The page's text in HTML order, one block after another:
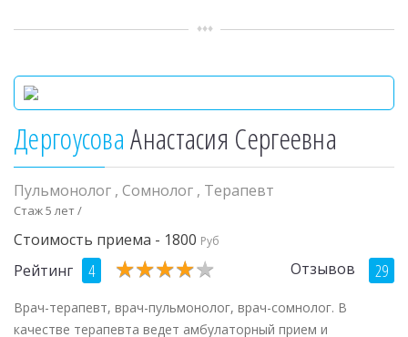
ДергоусоваАнастасия Сергеевна
Пульмонолог , Сомнолог , Терапевт
Стаж 5 лет /
Стоимость приема - 1800 Руб
Рейтинг 4 ★★★★★
★★★★★ Отзывов 29
Врач-терапевт, врач-пульмонолог, врач-сомнолог. В
качестве терапевта ведет амбулаторный прием и